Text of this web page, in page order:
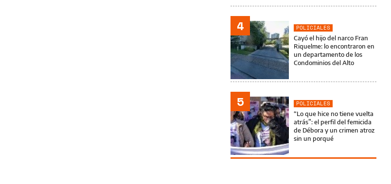
4
POLICIALES
Cayó el hijo del narco Fran
Riquelme: lo encontraron en
un departamento de los
Condominios del Alto
5
POLICIALES
“Lo que hice no tiene vuelta
atrás”: el perfil del femicida
de Débora y un crimen atroz
sin un porqué